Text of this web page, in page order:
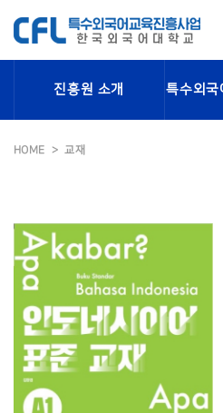
진흥원 소개 특수외국
HOME 교재